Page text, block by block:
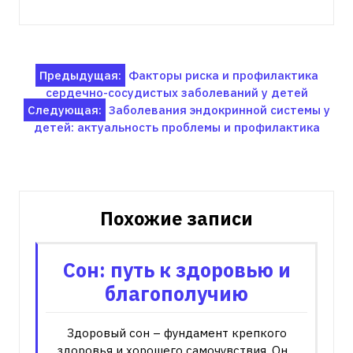
Навигация
по
записям
Предыдущая: Факторы риска и профилактика
сердечно-сосудистых заболеваний у детей
Следующая: Заболевания эндокринной системы у
детей: актуальность проблемы и профилактика
Похожие записи
Сон: путь к здоровью и
благополучию
Здоровый сон – фундамент крепкого
здоровья и хорошего самочувствия. Он…